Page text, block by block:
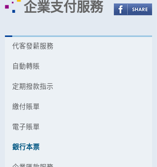
企業支付服務
代客發薪服務
自動轉賬
定期撥款指示
繳付賬單
電子賬單
銀行本票